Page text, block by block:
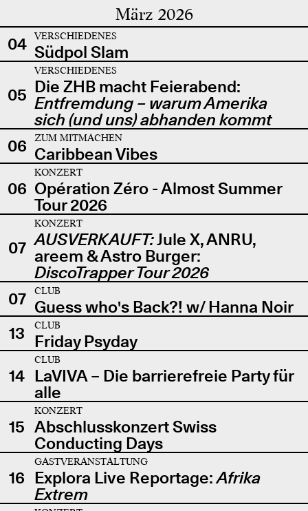
März 2026
04 VERSCHIEDENES
Südpol Slam
05
VERSCHIEDENES
Die ZHB macht Feierabend:
Entfremdung – warum Amerika
sich (und uns) abhanden kommt
06
ZUM MITMACHEN
Caribbean Vibes
06
KONZERT
Opération Zéro - Almost Summer
Tour 2026
07
KONZERT
AUSVERKAUFT:Jule X, ANRU,
areem & Astro Burger:
DiscoTrapper Tour 2026
07
CLUB
Guess who's Back?! w/ Hanna Noir
13
CLUB
Friday Psyday
14
CLUB
LaVIVA – Die barrierefreie Party für
alle
15
KONZERT
Abschlusskonzert Swiss
Conducting Days
16
GASTVERANSTALTUNG
Explora Live Reportage:Afrika
Extrem